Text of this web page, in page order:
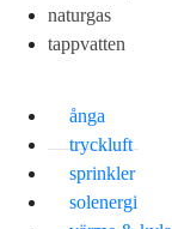
naturgas
tappvatten
ånga
tryckluft
sprinkler
solenergi